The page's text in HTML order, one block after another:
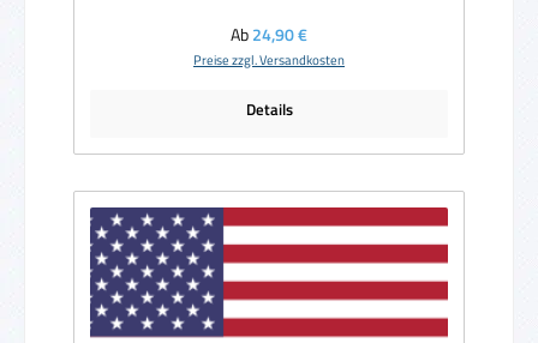
Regulärer Preis:
Ab24,90 €
Preise zzgl. Versandkosten
Details